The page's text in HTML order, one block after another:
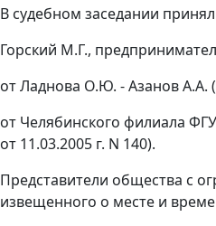
В судебном заседании
Горский М.Г.,
от Ладнова О.Ю. - Азанов А.А.
от Челябинского филиала
от 11.03.2005 г. N 140).
Представители общества с
извещенного о месте и